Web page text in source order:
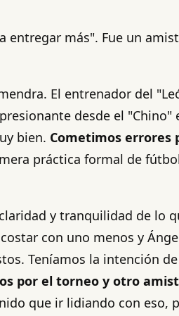
entregar más". Fue un
El entrenador del
desde el "Chino"
bien. Cometimos errores
práctica formal de
y tranquilidad de lo
con uno menos y
Teníamos la intención
por el torneo y otro
que ir lidiando con eso,